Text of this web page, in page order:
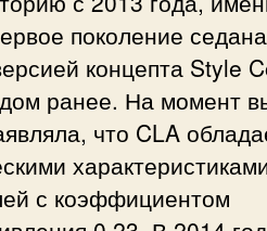
поколение
концепта Style
ранее. На момент
что CLA
с коэффициентом